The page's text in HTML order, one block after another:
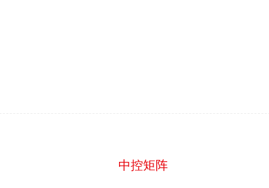
中控矩阵